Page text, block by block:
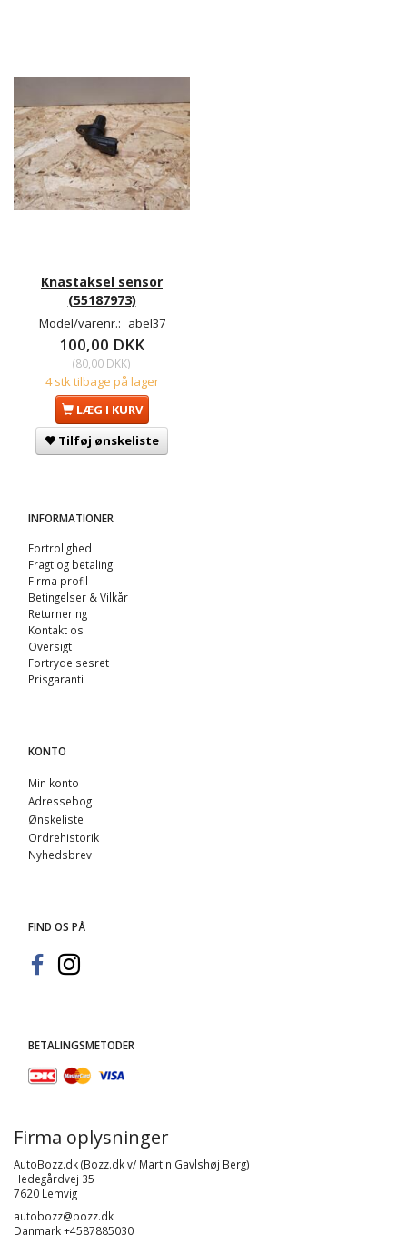
Knastaksel sensor
(55187973)
Model/varenr.: abel37
100,00 DKK
(80,00 DKK)
4 stk tilbage på lager
LÆG I KURV
Tilføj ønskeliste
INFORMATIONER
Fortrolighed
Fragt og betaling
Firma profil
Betingelser & Vilkår
Returnering
Kontakt os
Oversigt
Fortrydelsesret
Prisgaranti
KONTO
Min konto
Adressebog
Ønskeliste
Ordrehistorik
Nyhedsbrev
FIND OS PÅ
BETALINGSMETODER
Firma oplysninger
AutoBozz.dk (Bozz.dk v/ Martin Gavlshøj Berg)
Hedegårdvej 35
7620 Lemvig
autobozz@bozz.dk
Danmark +4587885030